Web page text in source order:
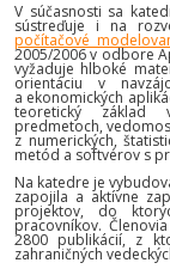
V súčasnosti sa
sústreďuje i na
počítačové
2005/2006 v odbore
vyžaduje hlboké
orientáciu v
a ekonomických
teoretický základ
predmetoch,
z numerických,
metód a softvérov s
Na katedre je
zapojila a aktívne
projektov, do
pracovníkov.
2800 publikácií, z
zahraničných